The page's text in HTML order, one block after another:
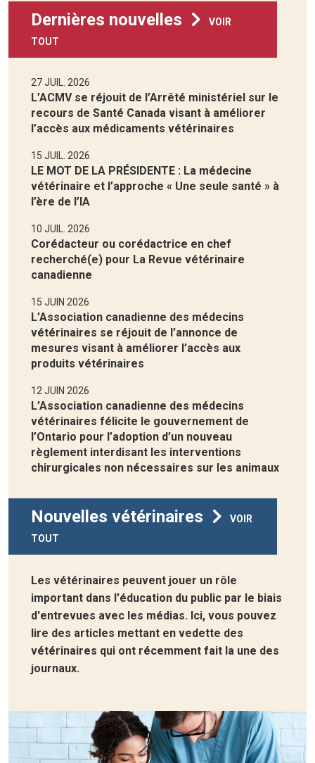
Dernières nouvelles
VOIR
TOUT
27 JUIL. 2026
L’ACMV se réjouit de l’Arrêté ministériel sur le
recours de Santé Canada visant à améliorer
l’accès aux médicaments vétérinaires
15 JUIL. 2026
LE MOT DE LA PRÉSIDENTE : La médecine
vétérinaire et l’approche « Une seule santé » à
l’ère de l’IA
10 JUIL. 2026
Corédacteur ou corédactrice en chef
recherché(e) pour La Revue vétérinaire
canadienne
15 JUIN 2026
L’Association canadienne des médecins
vétérinaires se réjouit de l’annonce de
mesures visant à améliorer l’accès aux
produits vétérinaires
12 JUIN 2026
L’Association canadienne des médecins
vétérinaires félicite le gouvernement de
l’Ontario pour l’adoption d’un nouveau
règlement interdisant les interventions
chirurgicales non nécessaires sur les animaux
Nouvelles vétérinaires
VOIR
TOUT
Les vétérinaires peuvent jouer un rôle
important dans l'éducation du public par le biais
d'entrevues avec les médias. Ici, vous pouvez
lire des articles mettant en vedette des
vétérinaires qui ont récemment fait la une des
journaux.